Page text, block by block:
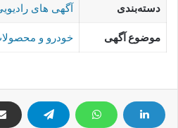
دسته‌بندی آگهی های
موضوع آگهی خودرو و